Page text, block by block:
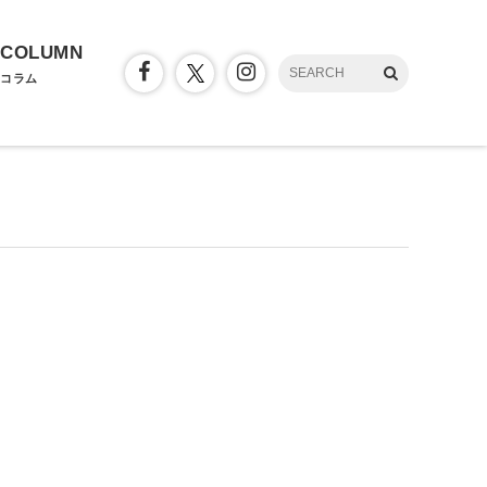
COLUMN
コラム